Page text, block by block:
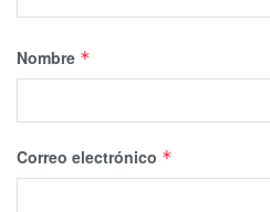
Nombre *
Correo electrónico *